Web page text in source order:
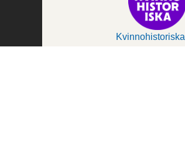
Kvinnohistoriska